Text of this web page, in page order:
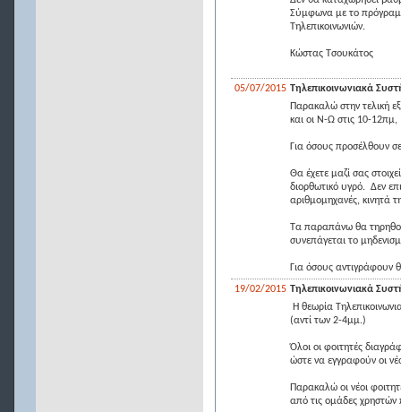
Σύμφωνα με το
Τηλεπικοινωνιών.
Κώστας Τσουκάτος
05/07/2015 Τηλεπικοινωνιακά
Παρακαλώ στην τελική
και οι Ν-Ω στις 10-
Για όσους προσέλθουν
Θα έχετε μαζί σας
διορθωτικό υγρό. Δεν
αριθμομηχανές, κινητά
Τα παραπάνω θα
συνεπάγεται το
Για όσους αντιγράφουν
19/02/2015 Τηλεπικοινωνιακά
Η θεωρία
(αντί των 2-4μμ.)
Όλοι οι φοιτητές
ώστε να εγγραφούν οι
Παρακαλώ οι νέοι
από τις ομάδες χρηστών